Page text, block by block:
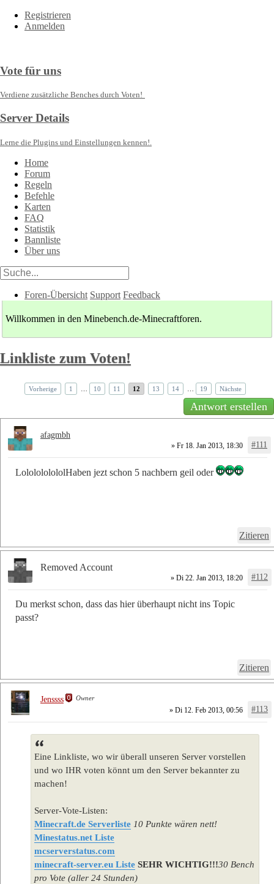
Registrieren
Anmelden
Vote für uns
Verdiene zusätzliche Benches durch Voten!
Server Details
Lerne die Plugins und Einstellungen kennen!.
Home
Forum
Regeln
Befehle
Karten
FAQ
Statistik
Bannliste
Über uns
Foren-Übersicht Support Feedback
Willkommen in den Minebench.de-Minecraftforen.
Linkliste zum Voten!
Vorherige 1 10 11 12 13 14 19 Nächste
Antwort erstellen
» Fr 18. Jan 2013, 18:30 #111
LololololololHaben jezt schon 5 nachbern geil oder
Zitieren
afagmbh
» Di 22. Jan 2013, 18:20 #112
Du merkst schon, dass das hier überhaupt nicht ins Topic
passt?
Zitieren
Removed Account
» Di 12. Feb 2013, 00:56 #113
Eine Linkliste, wo wir überall unseren Server vorstellen
und wo IHR voten könnt um den Server bekannter zu
machen!
Server-Vote-Listen:
Minecraft.de Serverliste 10 Punkte wären nett!
Minestatus.net Liste
mcserverstatus.com
minecraft-server.eu Liste SEHR WICHTIG!!!30 Bench
pro Vote (aller 24 Stunden)
Jenssss Owner